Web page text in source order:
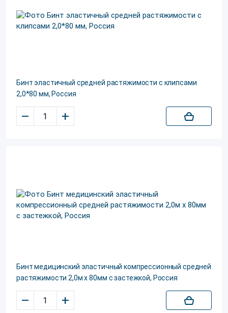
Бинт эластичный средней растяжимости с клипсами
2,0*80 мм, Россия
– +
Бинт медицинский эластичный компрессионный средней
растяжимости 2,0м х 80мм с застежкой, Россия
– +